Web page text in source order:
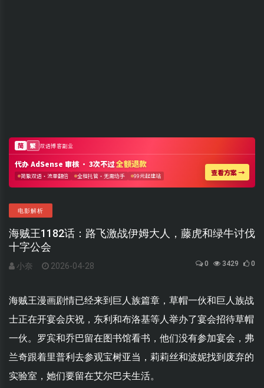
电影解析
海贼王1182话：路飞激战伊姆大人，藤虎和绿牛讨伐
十字公会
小奈 2026-04-28 0 3429 0
海贼王漫画剧情已经来到巨人族篇章，草帽一伙和巨人族战
士正在开宴会庆祝，东利和布洛基等人举办了宴会招待草帽
一伙。罗宾和乔巴留在图书馆看书，他们没有参加宴会，弗
兰奇跟着里普利去参观宝树亚当，莉莉丝和波妮找到废弃的
实验室，她们要留在艾尔巴夫生活。